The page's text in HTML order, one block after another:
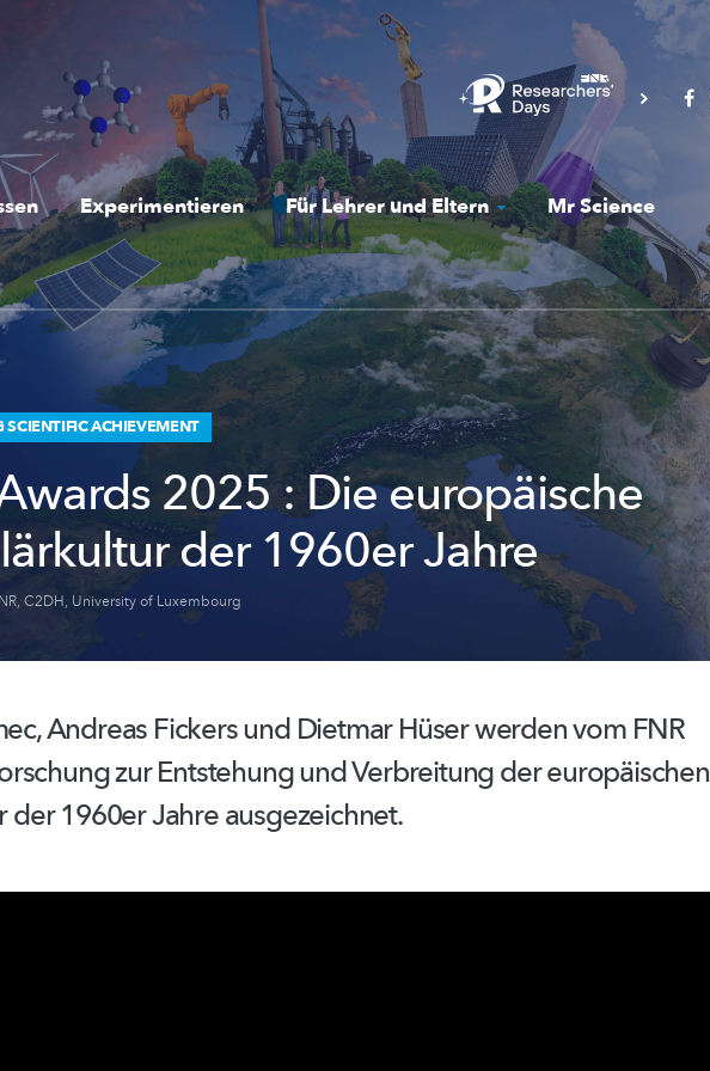
Experimentieren Für Lehrer und Eltern Mr Science
ACHIEVEMENT
2025 : Die europäische
der 1960er Jahre
, C2DH, University of Luxembourg
Andreas Fickers und Dietmar Hüser werden vom FNR
zur Entstehung und Verbreitung der europäischen
der 1960er Jahreausgezeichnet.